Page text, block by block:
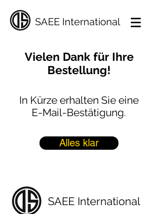
SAEE International
Vielen Dank für Ihre
Bestellung!
In Kürze erhalten Sie eine
E-Mail-Bestätigung.
Alles klar
SAEE International